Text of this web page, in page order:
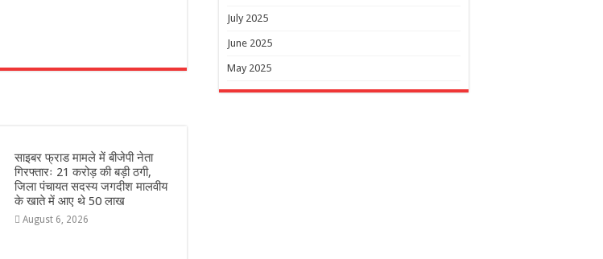
साइबर फ्राड मामले में बीजेपी नेता
गिरफ्तारः 21 करोड़ की बड़ी ठगी,
जिला पंचायत सदस्य जगदीश मालवीय
के खाते में आए थे 50 लाख
August 6, 2026
July 2025
June 2025
May 2025